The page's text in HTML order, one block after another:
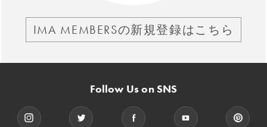
IMA MEMBERSの新規登録はこちら
Follow Us on SNS